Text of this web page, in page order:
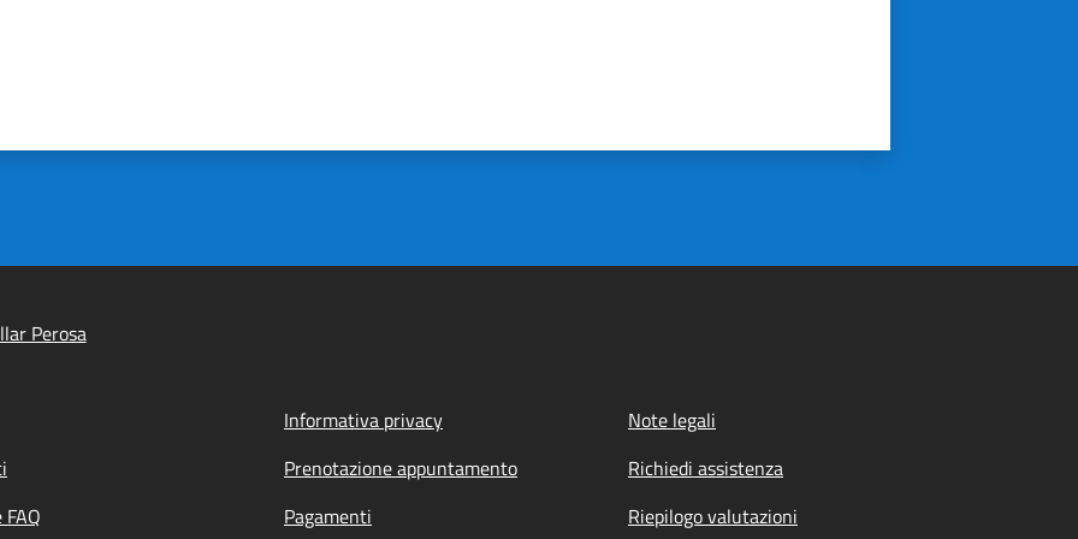
Perosa
Informativa privacy
Note legali
Prenotazione appuntamento
Richiedi assistenza
Pagamenti Riepilogo valutazioni